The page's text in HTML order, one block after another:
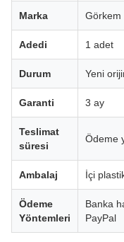
Marka Görkem
Adedi 1 adet
Durum Yeni
Garanti 3 ay
Teslimat
süresi
Ödeme
Ambalaj İçi
Ödeme
Yöntemleri
Banka
PayPal